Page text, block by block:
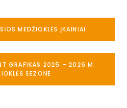
MEDŽIOKLĖS ĮKAINIAI
GRAFIKAS 2025 – 2026 M.
SEZONE